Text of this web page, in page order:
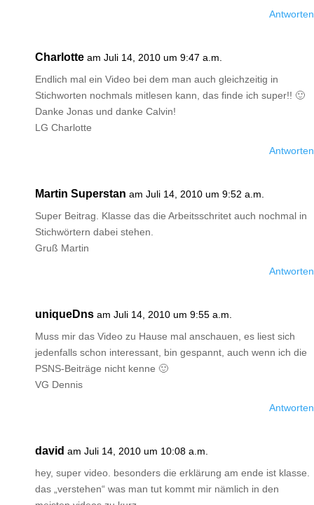
Antworten
Charlotte am Juli 14, 2010 um 9:47 a.m.
Endlich mal ein Video bei dem man auch gleichzeitig in
Stichworten nochmals mitlesen kann, das finde ich super!! 🙂
Danke Jonas und danke Calvin!
LG Charlotte
Antworten
Martin Superstan am Juli 14, 2010 um 9:52 a.m.
Super Beitrag. Klasse das die Arbeitsschritet auch nochmal in
Stichwörtern dabei stehen.
Gruß Martin
Antworten
uniqueDns am Juli 14, 2010 um 9:55 a.m.
Muss mir das Video zu Hause mal anschauen, es liest sich
jedenfalls schon interessant, bin gespannt, auch wenn ich die
PSNS-Beiträge nicht kenne 🙂
VG Dennis
Antworten
david am Juli 14, 2010 um 10:08 a.m.
hey, super video. besonders die erklärung am ende ist klasse.
das „verstehen“ was man tut kommt mir nämlich in den